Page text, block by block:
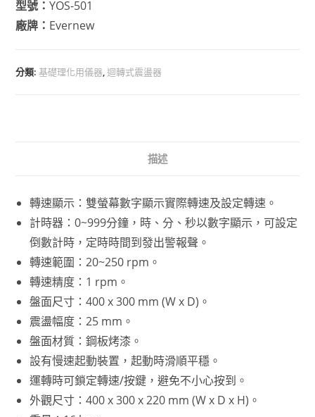
型號：YOS-501
廠牌： Evernew
分類:基礎理化用儀器,迴轉式震盪器
描述
轉速顯示：雙螢幕數字顯示實際轉速及設定轉速。
計時器：0~999分鐘，時、分、秒以數字顯示，可設定
倒數計時，定時時間到發出警報聲。
轉速範圍：20~250 rpm。
轉速精度：1 rpm。
盤面尺寸：400 x 300 mm (W x D)。
震盪幅度：25 mm。
盤面材質：鋼板烤漆。
設有慢速起動裝置，起動時滑順平穩。
運轉時可鎖定轉速/按鍵，避免不小心按到。
外觀尺寸：400 x 300 x 220 mm (W x D x H)。